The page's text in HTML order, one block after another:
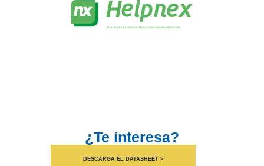
¿Te interesa?
DESCARGA EL DATASHEET >